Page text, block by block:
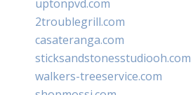
uptonpvd.com
2troublegrill.com
casateranga.com
sticksandstonesstudiooh.com
walkers-treeservice.com